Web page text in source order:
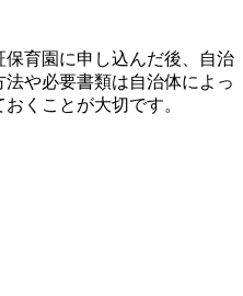
育園に申し込んだ後、自治
や必要書類は自治体によっ
くことが大切です。